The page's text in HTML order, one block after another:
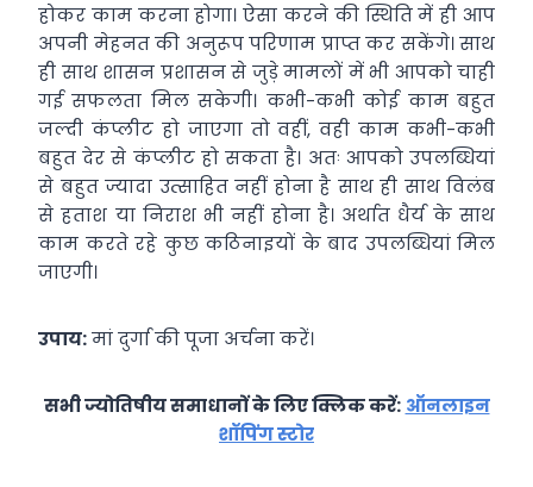
होकर काम करना होगा। ऐसा करने की स्थिति में ही आप
अपनी मेहनत की अनुरूप परिणाम प्राप्त कर सकेंगे। साथ
ही साथ शासन प्रशासन से जुड़े मामलों में भी आपको चाही
गई सफलता मिल सकेगी। कभी-कभी कोई काम बहुत
जल्दी कंप्लीट हो जाएगा तो वहीं, वही काम कभी-कभी
बहुत देर से कंप्लीट हो सकता है। अतः आपको उपलब्धियां
से बहुत ज्यादा उत्साहित नहीं होना है साथ ही साथ विलंब
से हताश या निराश भी नहीं होना है। अर्थात धैर्य के साथ
काम करते रहे कुछ कठिनाइयों के बाद उपलब्धियां मिल
जाएगी।
उपाय:मां दुर्गा की पूजा अर्चना करें।
सभी ज्योतिषीय समाधानों के लिए क्लिक करें: ऑनलाइन
शॉपिंग स्टोर